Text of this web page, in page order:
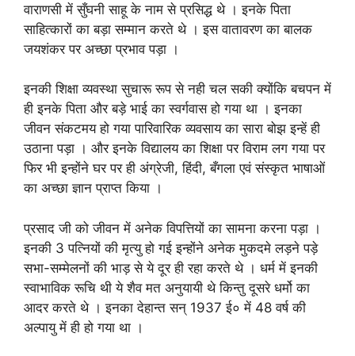
वाराणसी में सुँघनी साहू के नाम से प्रसिद्ध थे । इनके पिता
साहित्कारों का बड़ा सम्मान करते थे । इस वातावरण का बालक
जयशंकर पर अच्छा प्रभाव पड़ा ।
इनकी शिक्षा व्यवस्था सुचारू रूप से नही चल सकी क्योंकि बचपन में
ही इनके पिता और बड़े भाई का स्वर्गवास हो गया था । इनका
जीवन संकटमय हो गया पारिवारिक व्यवसाय का सारा बोझ इन्हें ही
उठाना पड़ा । और इनके विद्यालय का शिक्षा पर विराम लग गया पर
फिर भी इन्होंने घर पर ही अंग्रेजी, हिंदी, बँगला एवं संस्कृत भाषाओं
का अच्छा ज्ञान प्राप्त किया ।
प्रसाद जी को जीवन में अनेक विपत्तियों का सामना करना पड़ा ।
इनकी 3 पत्नियों की मृत्यु हो गई इन्होंने अनेक मुकदमे लड़ने पड़े
सभा-सम्मेलनों की भाड़ से ये दूर ही रहा करते थे । धर्म में इनकी
स्वाभाविक रूचि थी ये शैव मत अनुयायी थे किन्तु दूसरे धर्मो का
आदर करते थे । इनका देहान्त सन् 1937 ई० में 48 वर्ष की
अल्पायु में ही हो गया था ।